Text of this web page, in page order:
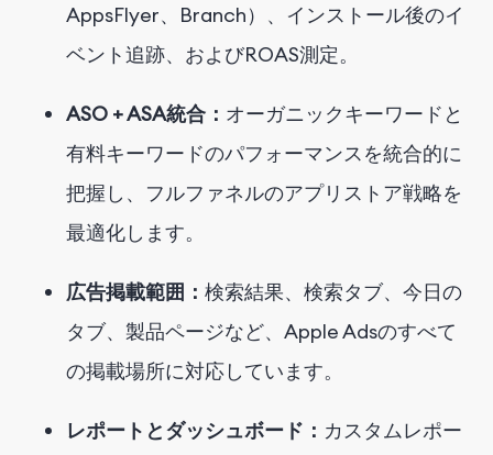
AppsFlyer、Branch）、インストール後のイ
ベント追跡、およびROAS測定。
ASO + ASA統合： オーガニックキーワードと
有料キーワードのパフォーマンスを統合的に
把握し、フルファネルのアプリストア戦略を
最適化します。
広告掲載範囲： 検索結果、検索タブ、今日の
タブ、製品ページなど、Apple Adsのすべて
の掲載場所に対応しています。
レポートとダッシュボード： カスタムレポー